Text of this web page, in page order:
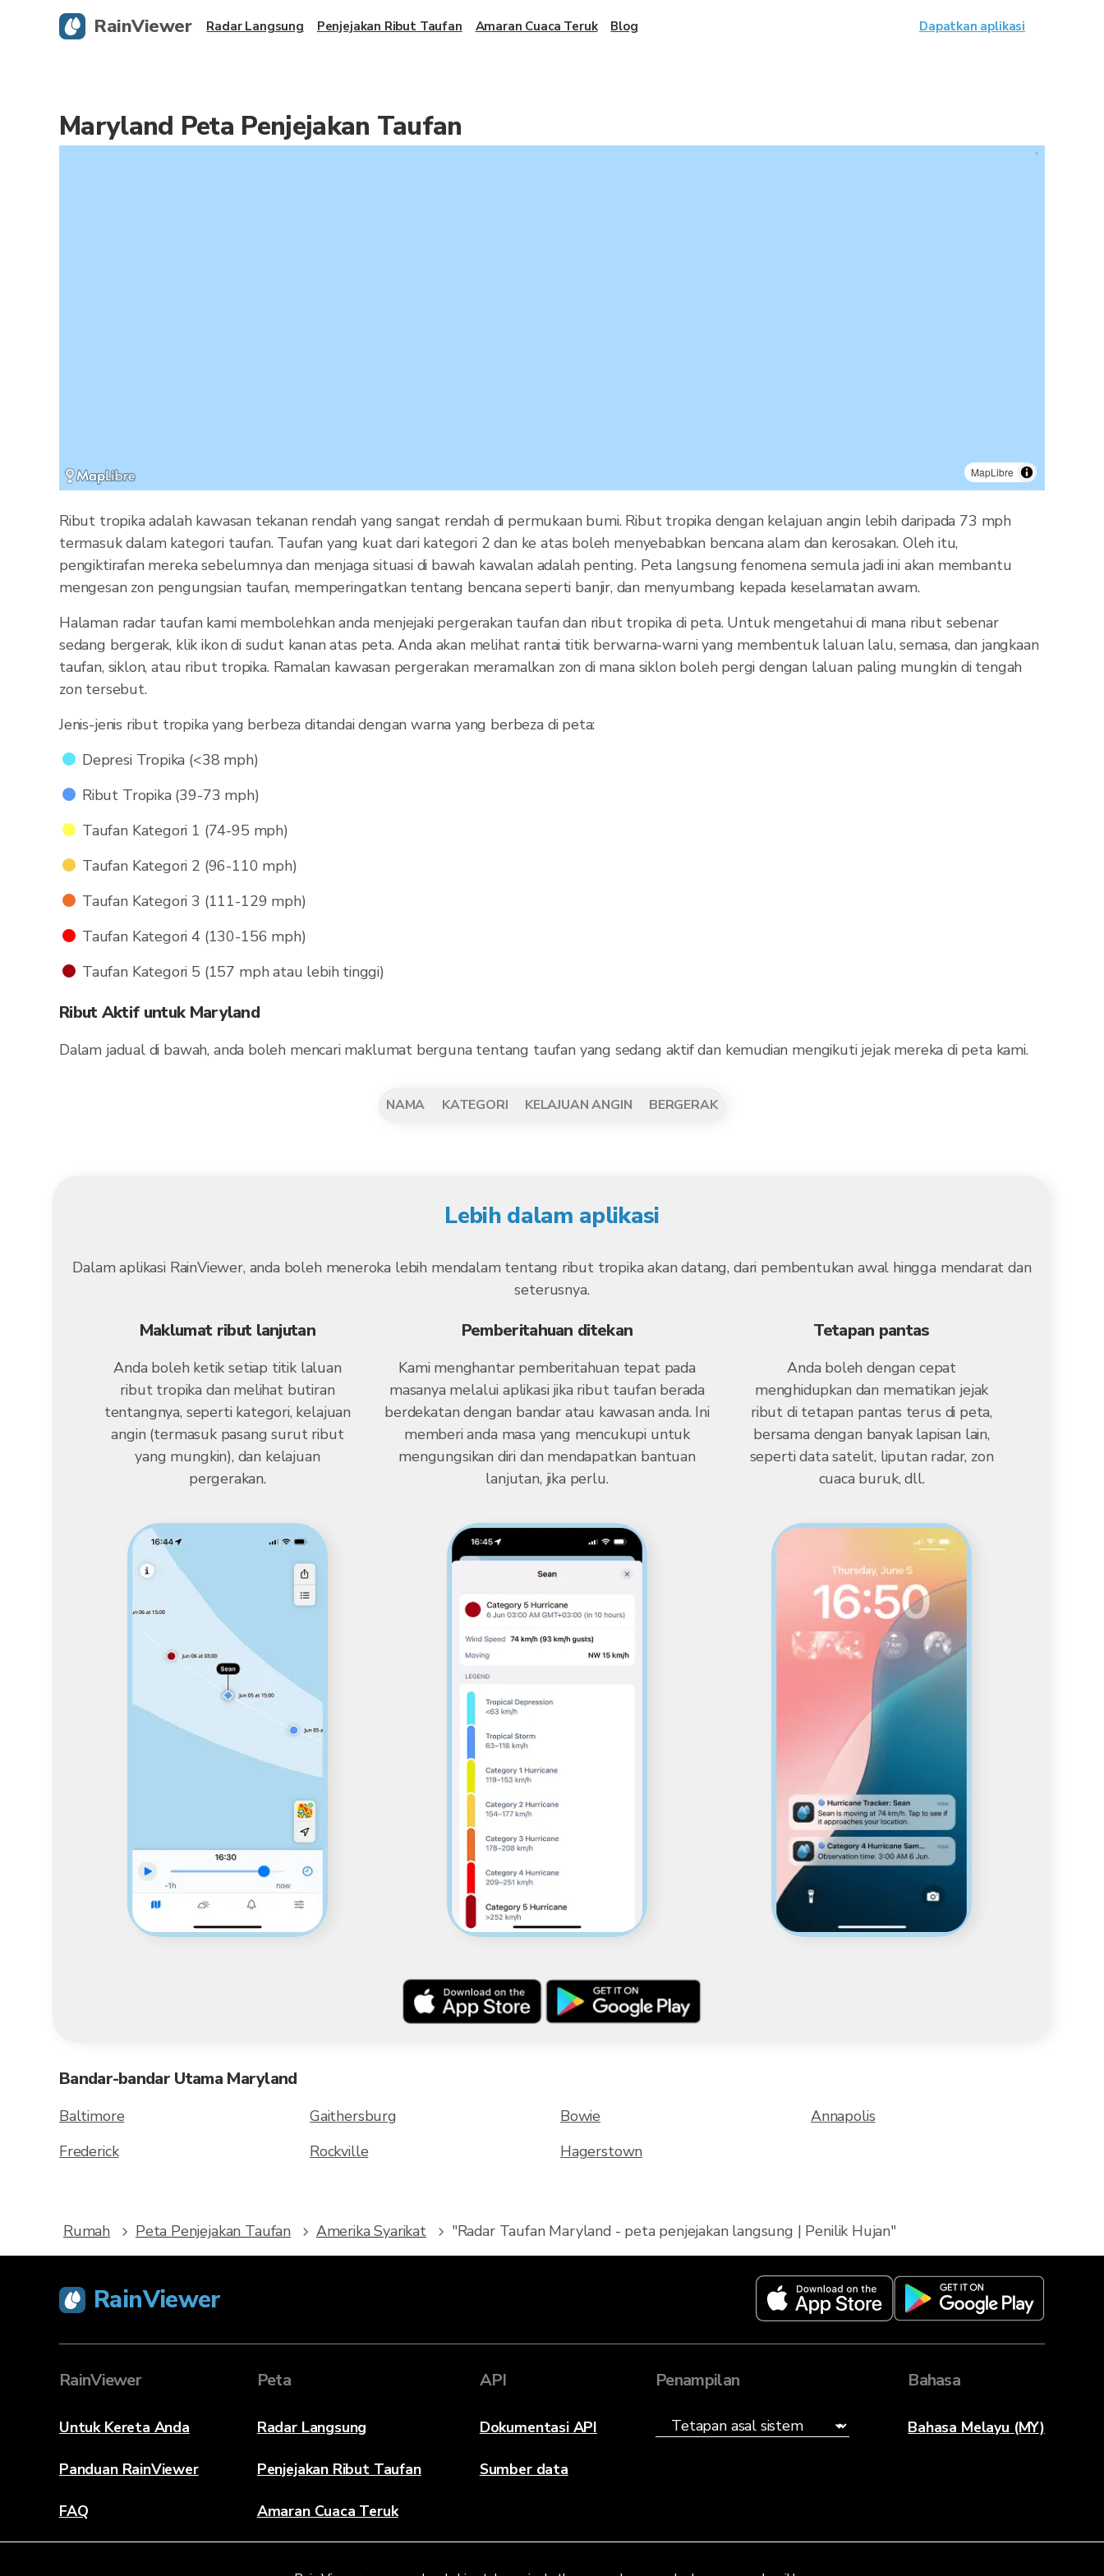
Maryland Peta Penjejakan Taufan
MapLibre
Ribut tropika adalah kawasan tekanan rendah yang sangat rendah di permukaan bumi. Ribut tropika dengan kelajuan angin lebih daripada 73 mph
termasuk dalam kategori taufan. Taufan yang kuat dari kategori 2 dan ke atas boleh menyebabkan bencana alam dan kerosakan. Oleh itu,
pengiktirafan mereka sebelumnya dan menjaga situasi di bawah kawalan adalah penting. Peta langsung fenomena semula jadi ini akan membantu
mengesan zon pengungsian taufan, memperingatkan tentang bencana seperti banjir, dan menyumbang kepada keselamatan awam.
Halaman radar taufan kami membolehkan anda menjejaki pergerakan taufan dan ribut tropika di peta. Untuk mengetahui di mana ribut sebenar
sedang bergerak, klik ikon di sudut kanan atas peta. Anda akan melihat rantai titik berwarna-warni yang membentuk laluan lalu, semasa, dan jangkaan
taufan, siklon, atau ribut tropika. Ramalan kawasan pergerakan meramalkan zon di mana siklon boleh pergi dengan laluan paling mungkin di tengah
zon tersebut.
Jenis-jenis ribut tropika yang berbeza ditandai dengan warna yang berbeza di peta:
Depresi Tropika (<38 mph)
Ribut Tropika (39-73 mph)
Taufan Kategori 1 (74-95 mph)
Taufan Kategori 2 (96-110 mph)
Taufan Kategori 3 (111-129 mph)
Taufan Kategori 4 (130-156 mph)
Taufan Kategori 5 (157 mph atau lebih tinggi)
Ribut Aktif untuk Maryland
Dalam jadual di bawah, anda boleh mencari maklumat berguna tentang taufan yang sedang aktif dan kemudian mengikuti jejak mereka di peta kami.
NAMA KATEGORI KELAJUAN ANGIN BERGERAK
Lebih dalam aplikasi
Dalam aplikasi RainViewer, anda boleh meneroka lebih mendalam tentang ribut tropika akan datang, dari pembentukan awal hingga mendarat dan
seterusnya.
Maklumat ribut lanjutan
Anda boleh ketik setiap titik laluan
ribut tropika dan melihat butiran
tentangnya, seperti kategori, kelajuan
angin (termasuk pasang surut ribut
yang mungkin), dan kelajuan
pergerakan.
Pemberitahuan ditekan
Kami menghantar pemberitahuan tepat pada
masanya melalui aplikasi jika ribut taufan berada
berdekatan dengan bandar atau kawasan anda. Ini
memberi anda masa yang mencukupi untuk
mengungsikan diri dan mendapatkan bantuan
lanjutan, jika perlu.
Tetapan pantas
Anda boleh dengan cepat
menghidupkan dan mematikan jejak
ribut di tetapan pantas terus di peta,
bersama dengan banyak lapisan lain,
seperti data satelit, liputan radar, zon
cuaca buruk, dll.
Bandar-bandar Utama Maryland
Baltimore
Frederick
Gaithersburg
Rockville
Bowie
Hagerstown
Annapolis
Rumah Peta Penjejakan Taufan Amerika Syarikat "Radar Taufan Maryland - peta penjejakan langsung | Penilik Hujan"
RainViewer
RainViewer
Untuk Kereta Anda
Panduan RainViewer
FAQ
Peta
Radar Langsung
Penjejakan Ribut Taufan
Amaran Cuaca Teruk
API
Dokumentasi API
Sumber data
Penampilan Bahasa
Bahasa Melayu (MY)
RainViewer Radar Langsung Penjejakan Ribut Taufan Amaran Cuaca Teruk Blog Dapatkan aplikasi